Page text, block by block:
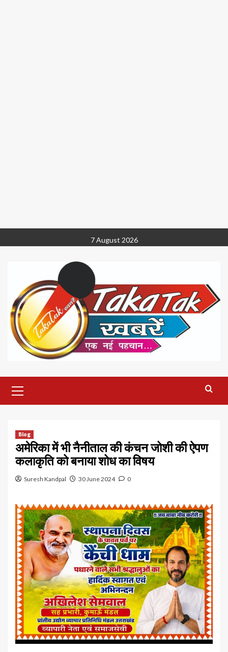
to
7 August 2026
Menu
Blog
अमेरिका में भी नैनीताल की कंचन जोशी की ऐपण
कलाकृति को बनाया शोध का विषय
Suresh Kandpal 30 June 2024 0